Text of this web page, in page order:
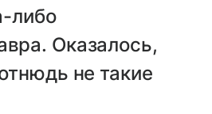
либо
Оказалось,
не такие